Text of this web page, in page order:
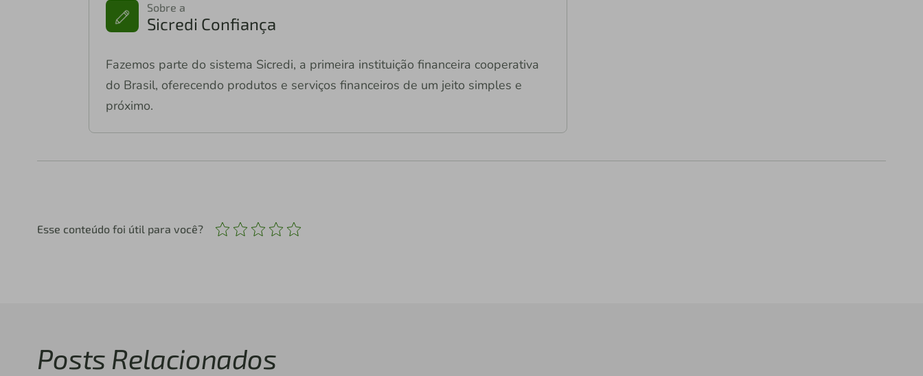
Sobre a
Sicredi Confiança
Fazemos parte do sistema Sicredi, a primeira instituição financeira cooperativa
do Brasil, oferecendo produtos e serviços financeiros de um jeito simples e
próximo.
Esse conteúdo foi útil para você?
Posts Relacionados